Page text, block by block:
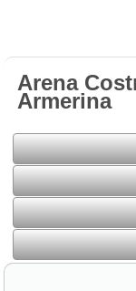
Arena
Armerina